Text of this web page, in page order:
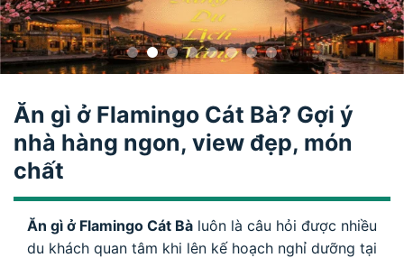
Ăn gì ở Flamingo Cát Bà? Gợi ý
nhà hàng ngon, view đẹp, món
chất
Ăn gì ở Flamingo Cát Bà luôn là câu hỏi được nhiều
du khách quan tâm khi lên kế hoạch nghỉ dưỡng tại